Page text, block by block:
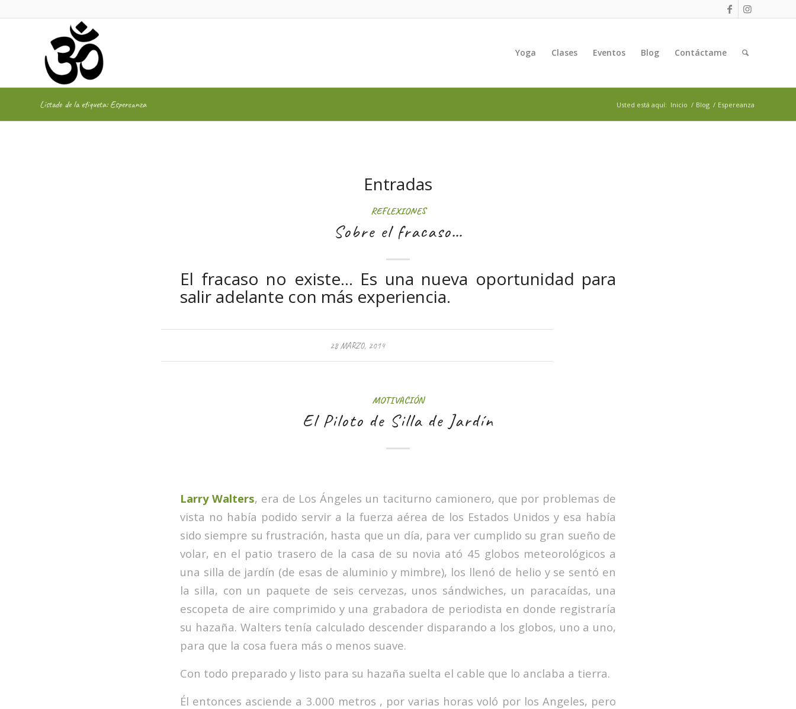
Yoga Clases Eventos Blog Contáctame
Listado de la etiqueta: Espereanza Usted está aquí: Inicio / Blog / Espereanza
Entradas
REFLEXIONES
Sobre el fracaso…
El fracaso no existe… Es una nueva oportunidad para
salir adelante con más experiencia.
28 MARZO, 2014
MOTIVACIÓN
El Piloto de Silla de Jardín
Larry Walters, era de Los Ángeles un taciturno camionero, que por problemas de
vista no había podido servir a la fuerza aérea de los Estados Unidos y esa había
sido siempre su frustración, hasta que un día, para ver cumplido su gran sueño de
volar, en el patio trasero de la casa de su novia ató 45 globos meteorológicos a
una silla de jardín (de esas de aluminio y mimbre), los llenó de helio y se sentó en
la silla, con un paquete de seis cervezas, unos sándwiches, un paracaídas, una
escopeta de aire comprimido y una grabadora de periodista en donde registraría
su hazaña. Walters tenía calculado descender disparando a los globos, uno a uno,
para que la cosa fuera más o menos suave.
Con todo preparado y listo para su hazaña suelta el cable que lo anclaba a tierra.
Él entonces asciende a 3.000 metros , por varias horas voló por los Angeles, pero